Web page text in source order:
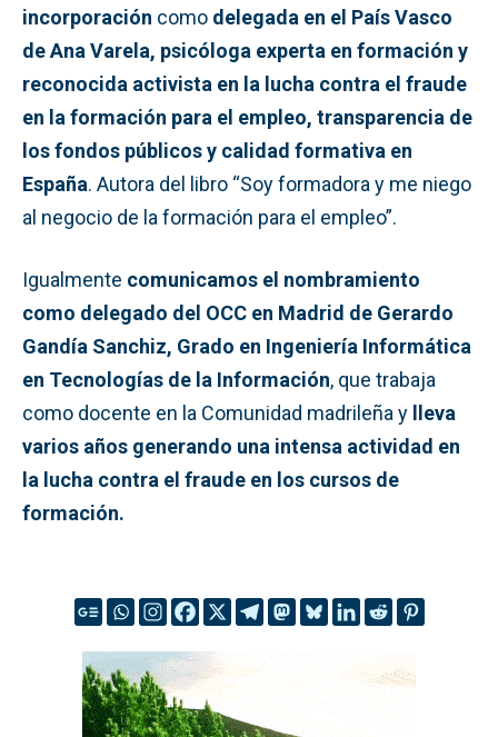
incorporación como delegada en el País Vasco
de Ana Varela, psicóloga experta en formación y
reconocida activista en la lucha contra el fraude
en la formación para el empleo, transparencia de
los fondos públicos y calidad formativa en
España. Autora del libro “Soy formadora y me niego
al negocio de la formación para el empleo”.
Igualmente comunicamos el nombramiento
como delegado del OCC en Madrid de Gerardo
Gandía Sanchiz, Grado en Ingeniería Informática
en Tecnologías de la Información, que trabaja
como docente en la Comunidad madrileña y lleva
varios años generando una intensa actividad en
la lucha contra el fraude en los cursos de
formación.